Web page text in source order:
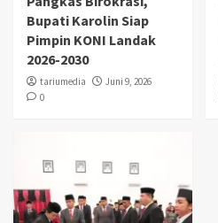
Bupati Karolin Siap
Pimpin KONI Landak
2026-2030
tariumedia
Juni 9, 2026
0